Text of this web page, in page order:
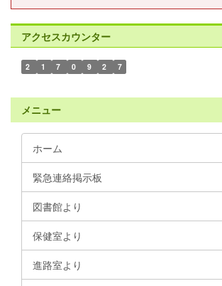
アクセスカウンター
2 1 7 0 9 2 7
メニュー
ホーム
緊急連絡掲示板
図書館より
保健室より
進路室より